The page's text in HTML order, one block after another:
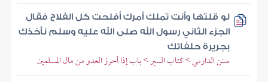
لو قلتها وأنت تملك أمرك أفلحت كل الفلاح فقال
الجزء الثاني رسول الله صلى الله عليه وسلم نأخذك
بجريرة حلفائك
سنن الدارمي > كتاب السير > باب إذا أحرز العدو من مال المسلمين